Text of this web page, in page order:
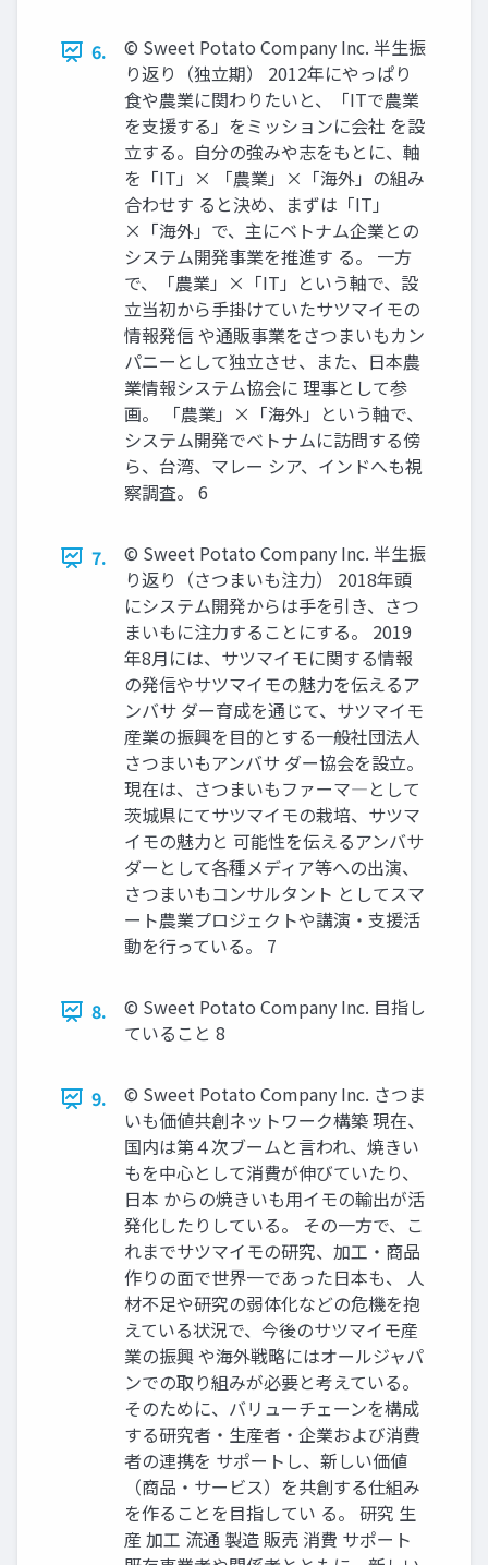
6.
© Sweet Potato Company Inc. 半生振
り返り（独立期） 2012年にやっぱり
食や農業に関わりたいと、「ITで農業
を支援する」をミッションに会社 を設
立する。自分の強みや志をもとに、軸
を「IT」× 「農業」×「海外」の組み
合わせす ると決め、まずは「IT」
×「海外」で、主にベトナム企業との
システム開発事業を推進す る。 一方
で、「農業」×「IT」という軸で、設
立当初から手掛けていたサツマイモの
情報発信 や通販事業をさつまいもカン
パニーとして独立させ、また、日本農
業情報システム協会に 理事として参
画。 「農業」×「海外」という軸で、
システム開発でベトナムに訪問する傍
ら、台湾、マレー シア、インドへも視
察調査。 6
7.
© Sweet Potato Company Inc. 半生振
り返り（さつまいも注力） 2018年頭
にシステム開発からは手を引き、さつ
まいもに注力することにする。 2019
年8月には、サツマイモに関する情報
の発信やサツマイモの魅力を伝えるア
ンバサ ダー育成を通じて、サツマイモ
産業の振興を目的とする一般社団法人
さつまいもアンバサ ダー協会を設立。
現在は、さつまいもファーマ―として
茨城県にてサツマイモの栽培、サツマ
イモの魅力と 可能性を伝えるアンバサ
ダーとして各種メディア等への出演、
さつまいもコンサルタント としてスマ
ート農業プロジェクトや講演・支援活
動を行っている。 7
8.
© Sweet Potato Company Inc. 目指し
ていること 8
9.
© Sweet Potato Company Inc. さつま
いも価値共創ネットワーク構築 現在、
国内は第４次ブームと言われ、焼きい
もを中心として消費が伸びていたり、
日本 からの焼きいも用イモの輸出が活
発化したりしている。 その一方で、こ
れまでサツマイモの研究、加工・商品
作りの面で世界一であった日本も、 人
材不足や研究の弱体化などの危機を抱
えている状況で、今後のサツマイモ産
業の振興 や海外戦略にはオールジャパ
ンでの取り組みが必要と考えている。
そのために、バリューチェーンを構成
する研究者・生産者・企業および消費
者の連携を サポートし、新しい価値
（商品・サービス）を共創する仕組み
を作ることを目指してい る。 研究 生
産 加工 流通 製造 販売 消費 サポート